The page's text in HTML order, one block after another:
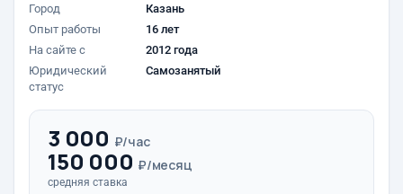
Город
Казань
Опыт работы
16 лет
На сайте с
2012 года
Юридический
статус
Самозанятый
3 000 ₽/час
150 000 ₽/месяц
средняя ставка